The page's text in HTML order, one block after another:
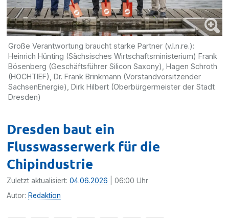
Große Verantwortung braucht starke Partner (v.l.n.re.):
Heinrich Hünting (Sächsisches Wirtschaftsministerium) Frank
Bösenberg (Geschäftsführer Silicon Saxony), Hagen Schroth
(HOCHTIEF), Dr. Frank Brinkmann (Vorstandvorsitzender
SachsenEnergie), Dirk Hilbert (Oberbürgermeister der Stadt
Dresden)
Dresden baut ein
Flusswasserwerk für die
Chipindustrie
Zuletzt aktualisiert:04.06.2026 | 06:00 Uhr
Autor: Redaktion